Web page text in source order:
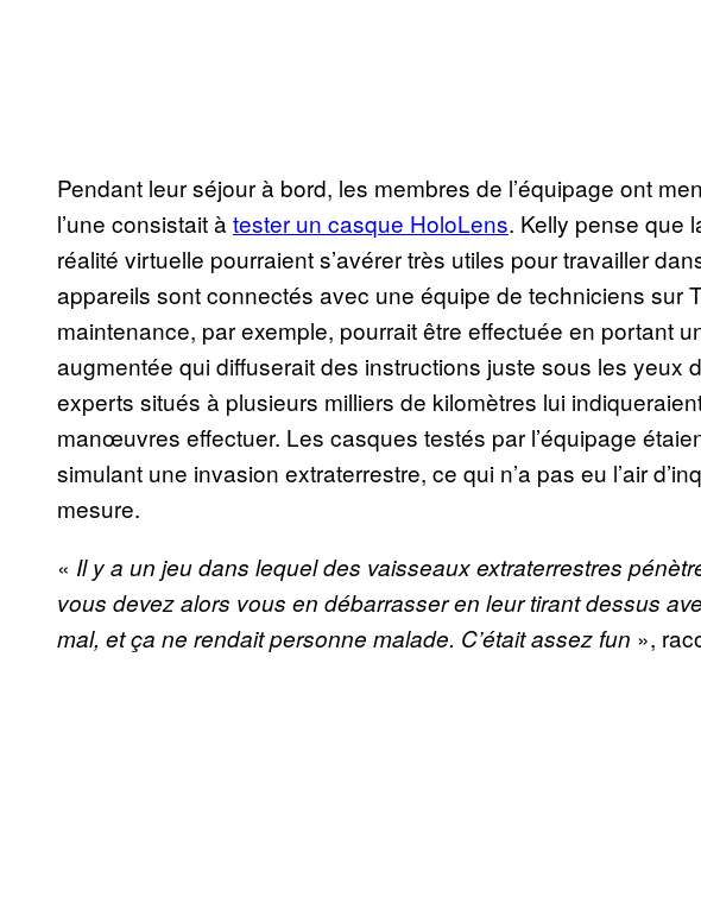
Pendant leur séjour à bord, les membres de l’équipage ont
l’une consistait à tester un casque HoloLens. Kelly pense que
réalité virtuelle pourraient s’avérer très utiles pour travailler
appareils sont connectés avec une équipe de techniciens sur
maintenance, par exemple, pourrait être effectuée en portant
augmentée qui diffuserait des instructions juste sous les yeux
experts situés à plusieurs milliers de kilomètres lui
manœuvres effectuer. Les casques testés par l’équipage
simulant une invasion extraterrestre, ce qui n’a pas eu l’air
mesure.
« Il y a un jeu dans lequel des vaisseaux extraterrestres
vous devez alors vous en débarrasser en leur tirant dessus
mal, et ça ne rendait personne malade. C’était assez fun »,